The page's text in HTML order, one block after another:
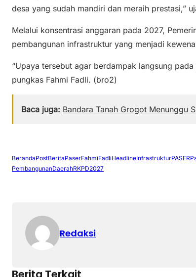
desa yang sudah mandiri dan meraih prestasi,”
Melalui konsentrasi anggaran pada 2027,
pembangunan infrastruktur yang menjadi
“Upaya tersebut agar berdampak langsung
pungkas Fahmi Fadli. (bro2)
Baca juga: Bandara Tanah Grogot Menunggu
BerandaPostBeritaPaserFahmiFadliHeadlineInfrastrukturPASER
PembangunanDaerahRKPD2027
Redaksi